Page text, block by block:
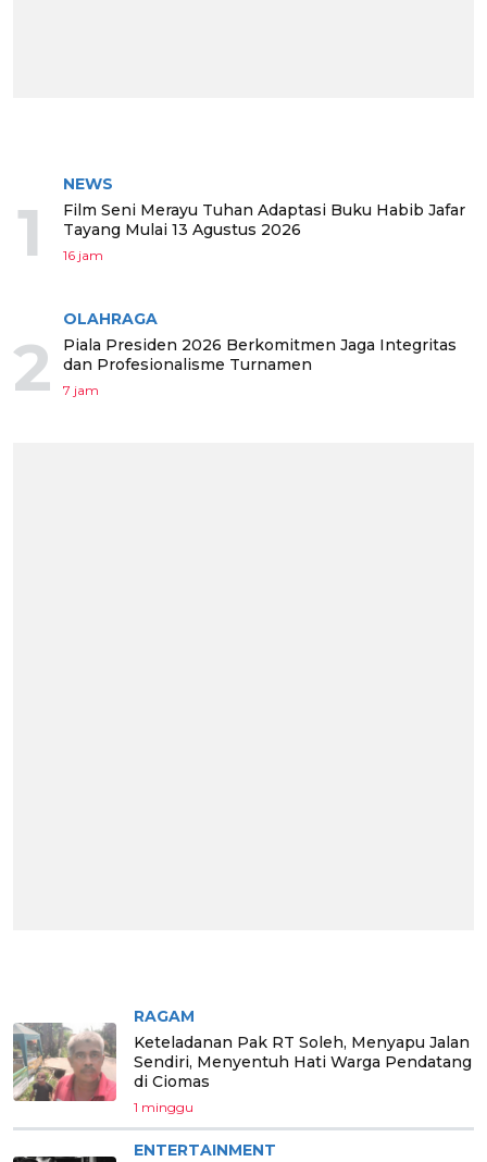
1
NEWS
Film Seni Merayu Tuhan Adaptasi Buku Habib Jafar
Tayang Mulai 13 Agustus 2026
16 jam
2
OLAHRAGA
Piala Presiden 2026 Berkomitmen Jaga Integritas
dan Profesionalisme Turnamen
7 jam
RAGAM
Keteladanan Pak RT Soleh, Menyapu Jalan
Sendiri, Menyentuh Hati Warga Pendatang
di Ciomas
1 minggu
ENTERTAINMENT